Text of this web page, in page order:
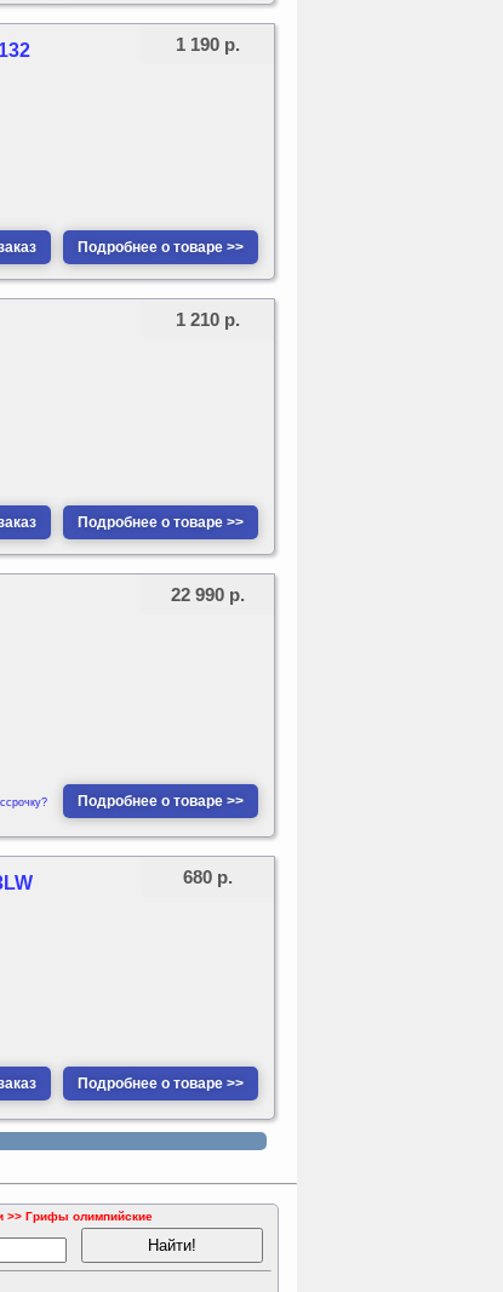
Подробнее о товаре >>
1 190 р.
Подробнее о товаре >>
1 210 р.
Подробнее о товаре >>
22 990 р.
Подробнее о товаре >>
680 р.
>> Грифы олимпийские